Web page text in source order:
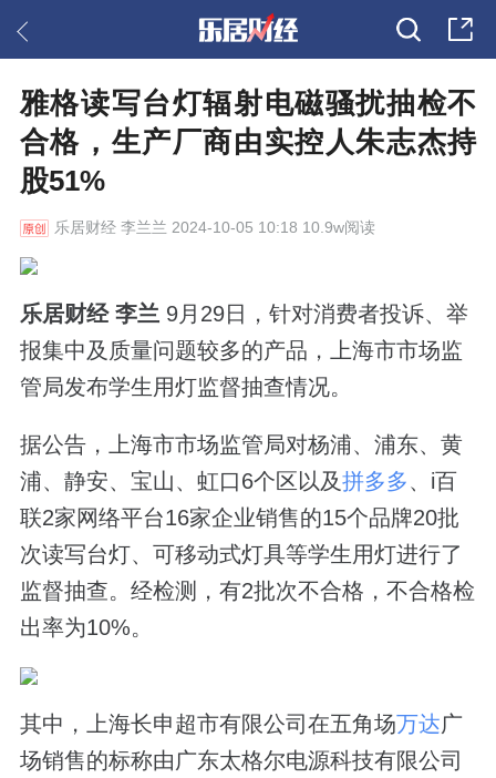
雅格读写台灯辐射电磁骚扰抽检不
合格，生产厂商由实控人朱志杰持
股51%
乐居财经李兰兰 2024-10-05 10:18 10.9w阅读
乐居财经 李兰 9月29日，针对消费者投诉、举
报集中及质量问题较多的产品，上海市市场监
管局发布学生用灯监督抽查情况。
据公告，上海市市场监管局对杨浦、浦东、黄
浦、静安、宝山、虹口6个区以及拼多多、i百
联2家网络平台16家企业销售的15个品牌20批
次读写台灯、可移动式灯具等学生用灯进行了
监督抽查。经检测，有2批次不合格，不合格检
出率为10%。
其中，上海长申超市有限公司在五角场万达广
场销售的标称由广东太格尔电源科技有限公司